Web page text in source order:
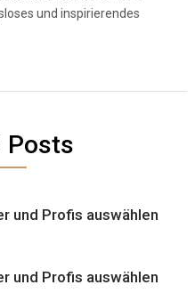
und inspirierendes
Posts
und Profis auswählen
und Profis auswählen